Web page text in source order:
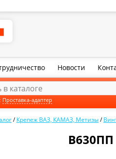
Новости
/Крепеж ВАЗ, КАМАЗ, Метизы/
Проставка-адаптер